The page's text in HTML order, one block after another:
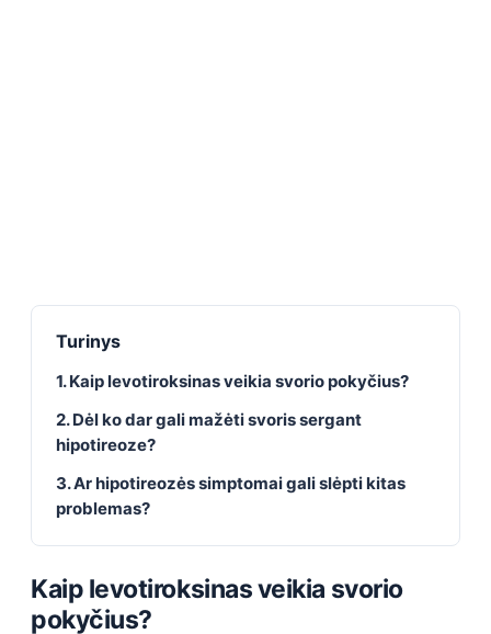
Turinys
1. Kaip levotiroksinas veikia svorio pokyčius?
2. Dėl ko dar gali mažėti svoris sergant
hipotireoze?
3. Ar hipotireozės simptomai gali slėpti kitas
problemas?
Kaip levotiroksinas veikia svorio
pokyčius?